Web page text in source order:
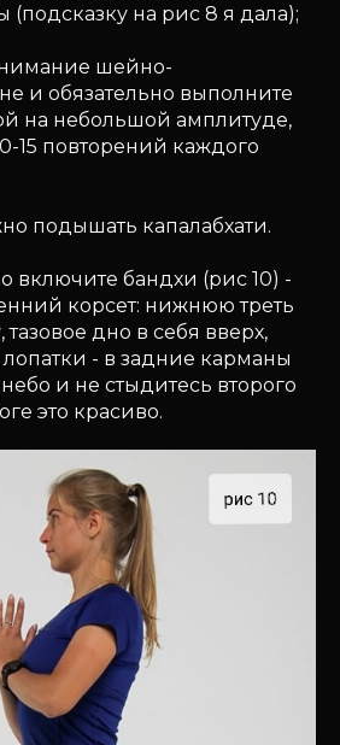
на рис 8 я дала);
шейно-
и обязательно выполните
на небольшой амплитуде,
15 повторений каждого
подышать капалабхати.
включите бандхи (рис 10) -
корсет: нижнюю треть
тазовое дно в себя вверх,
- в задние карманы
и не стыдитесь второго
это красиво.